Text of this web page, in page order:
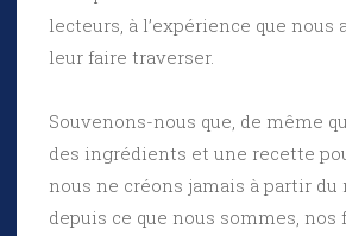
lecteurs, à l’expérience que nous
leur faire traverser.
Souvenons-nous que, de même
des ingrédients et une recette
nous ne créons jamais à partir du
depuis ce que nous sommes, nos